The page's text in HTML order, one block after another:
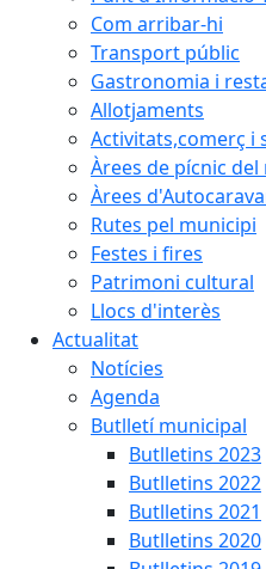
Com arribar-hi
Transport públic
Gastronomia i
Allotjaments
Activitats,comerç i
Àrees de pícnic
Àrees
Rutes pel municipi
Festes i fires
Patrimoni cultural
Llocs d'interès
Actualitat
Notícies
Agenda
Butlletí municipal
Butlletins 2023
Butlletins 2022
Butlletins 2021
Butlletins 2020